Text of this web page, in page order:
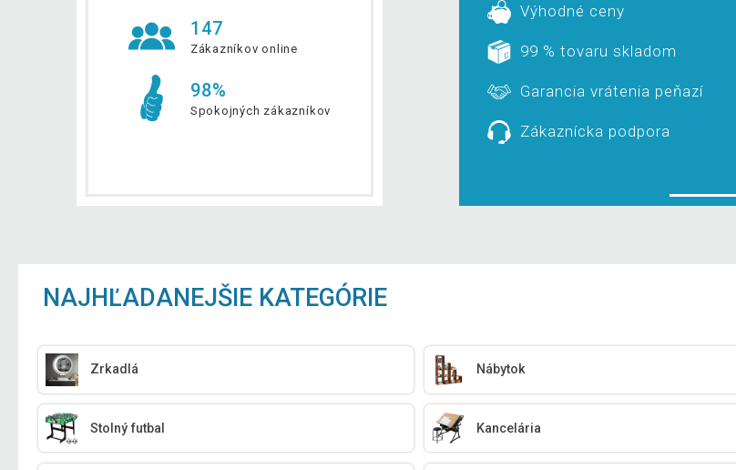
147
Zákazníkov online
98%
Spokojných zákazníkov
Výhodné ceny
99 % tovaru skladom
Garancia vrátenia peňazí
Zákaznícka podpora
NAJHĽADANEJŠIE KATEGÓRIE
Zrkadlá Nábytok
Stolný futbal Kancelária